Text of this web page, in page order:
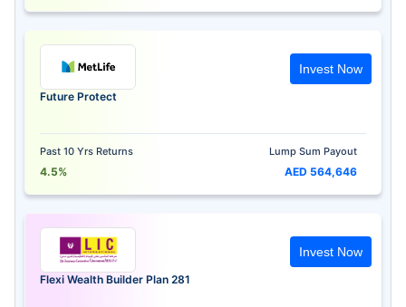
Future Protect
Past 10 Yrs Returns
4.5%
Lump Sum Payout
AED 564,646
Invest Now
Flexi Wealth Builder Plan 281
Invest Now